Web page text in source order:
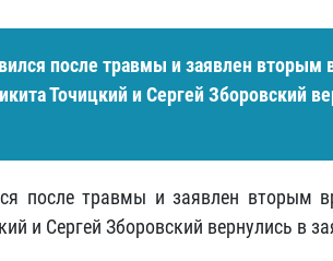
после травмы и заявлен вторым
Точицкий и Сергей Зборовский
после травмы и заявлен вторым
и Сергей Зборовский вернулись в